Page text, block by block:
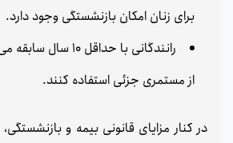
برای زنان امکان بازنشستگی وجود دارد.
رانندگانی با حداقل
از مستمری جزئی استفاده کنند.
در کنار مزایای قانونی بیمه و